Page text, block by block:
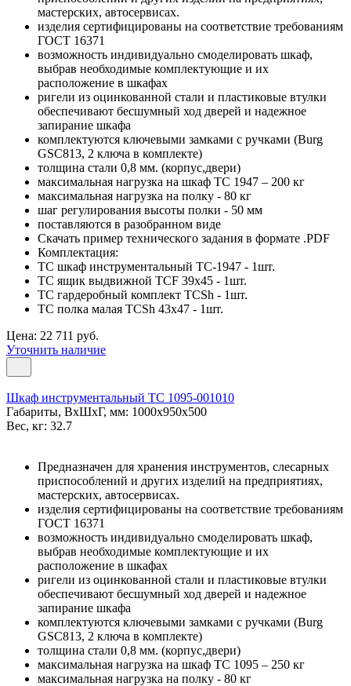
мастерских, автосервисах.
изделия сертифицированы на соответствие требованиям
ГОСТ 16371
возможность индивидуально смоделировать шкаф,
выбрав необходимые комплектующие и их
расположение в шкафах
ригели из оцинкованной стали и пластиковые втулки
обеспечивают бесшумный ход дверей и надежное
запирание шкафа
комплектуются ключевыми замками с ручками (Burg
GSC813, 2 ключа в комплекте)
толщина стали 0,8 мм. (корпус,двери)
максимальная нагрузка на шкаф ТС 1947 – 200 кг
максимальная нагрузка на полку - 80 кг
шаг регулирования высоты полки - 50 мм
поставляются в разобранном виде
Скачать пример технического задания в формате .PDF
Комплектация:
TC шкаф инструментальный TC-1947 - 1шт.
TC ящик выдвижной TCF 39x45 - 1шт.
TC гардеробный комплект TCSh - 1шт.
TC полка малая TCSh 43х47 - 1шт.
Цена: 22 711 руб.
Уточнить наличие
Шкаф инструментальный ТС 1095-001010
Габариты, ВxШxГ, мм: 1000x950x500
Вес, кг: 32.7
Предназначен для хранения инструментов, слесарных
приспособлений и других изделий на предприятиях,
мастерских, автосервисах.
изделия сертифицированы на соответствие требованиям
ГОСТ 16371
возможность индивидуально смоделировать шкаф,
выбрав необходимые комплектующие и их
расположение в шкафах
ригели из оцинкованной стали и пластиковые втулки
обеспечивают бесшумный ход дверей и надежное
запирание шкафа
комплектуются ключевыми замками с ручками (Burg
GSC813, 2 ключа в комплекте)
толщина стали 0,8 мм. (корпус,двери)
максимальная нагрузка на шкаф ТС 1095 – 250 кг
максимальная нагрузка на полку - 80 кг